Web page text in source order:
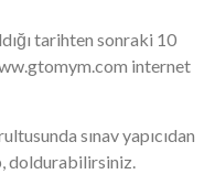
tarihten sonraki 10
internet
sınav yapıcıdan
doldurabilirsiniz.